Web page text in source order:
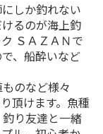
しか釣れない
るのが海上釣
ＳＡＺＡＮで
、船酔いなど
のなど様々
頂けます。魚種
り友達と一緒